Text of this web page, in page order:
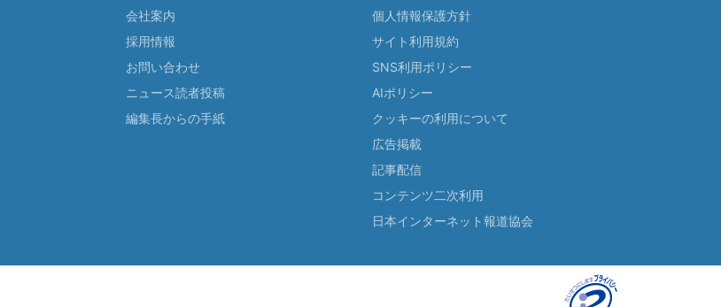
会社案内
採用情報
お問い合わせ
ニュース読者投稿
編集長からの手紙
個人情報保護方針
サイト利用規約
SNS利用ポリシー
AIポリシー
クッキーの利用について
広告掲載
記事配信
コンテンツ二次利用
日本インターネット報道協会